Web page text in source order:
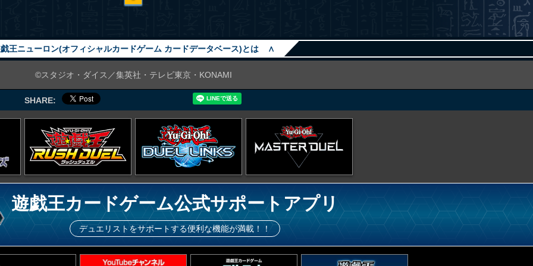
王ニューロン(オフィシャルカードゲーム カードデータベース)とは ∧
©スタジオ・ダイス／集英社・テレビ東京・KONAMI
SHARE:
遊戯王カードゲーム公式サポートアプリ
デュエリストをサポートする便利な機能が満載！！